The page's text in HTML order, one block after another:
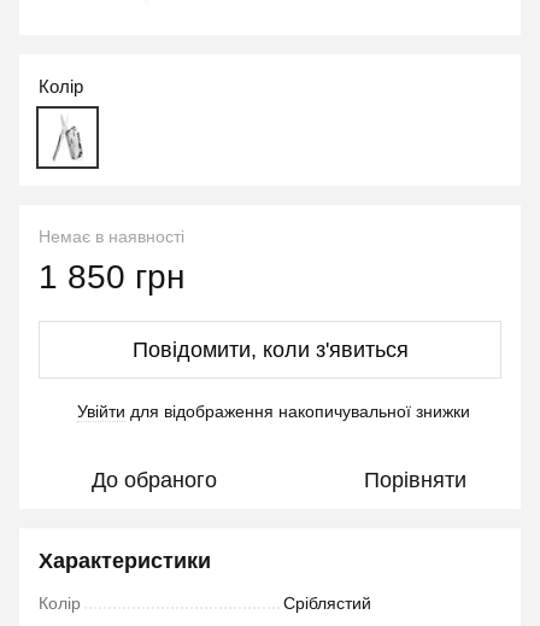
Колір
Немає в наявності
1 850 грн
Повідомити, коли з'явиться
Увійти для відображення накопичувальної знижки
До обраного Порівняти
Характеристики
Колір Сріблястий